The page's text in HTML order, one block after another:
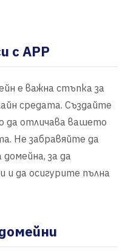
с APP
е важна стъпка за
средата. Създайте
да отличава вашето
Не забравяйте да
за да
да осигурите пълна